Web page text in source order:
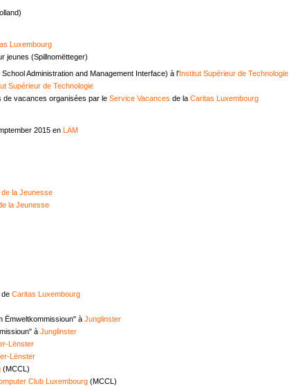
Luxembourg
jeunes (Spillnomëtteger)
School Administration and Management Interface) à l'Institut Supérieur de Technologie
Supérieur de Technologie
de vacances organisées par le Service Vacances de la Caritas Luxembourg
2015 en
LAM
la Jeunesse
la Jeunesse
de Caritas Luxembourg
Ëmweltkommissioun" à Junglinster
à Junglinster
Lënster
Lënster
(MCCL)
Club Luxembourg (MCCL)